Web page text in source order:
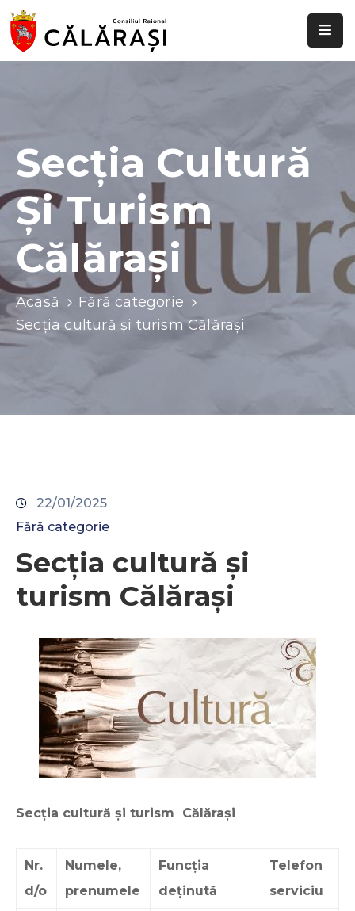
evenimente
Transparență
decizională
Comisii
raionale
Funcții
vacante
Secția Cultură
Și Turism
Călărași
Acasă
Fără categorie
Secția cultură și turism Călărași
22/01/2025
Fără categorie
Secția cultură și
turism Călărași
Secția cultură și turism Călărași
Nr.
d/o
Numele,
prenumele
Funcția
deținută
Telefon
serviciu